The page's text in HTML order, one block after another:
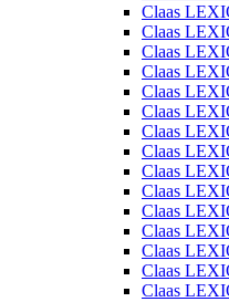
Claas
Claas
Claas
Claas
Claas
Claas
Claas
Claas
Claas
Claas
Claas
Claas
Claas
Claas
Claas